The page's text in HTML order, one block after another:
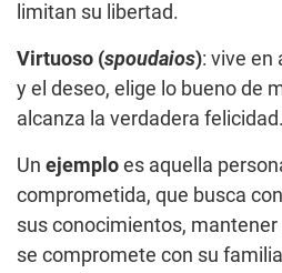
limitan su libertad.
Virtuoso (spoudaios): vive en
y el deseo, elige lo bueno de
alcanza la verdadera felicidad.
Un ejemplo es aquella
comprometida, que busca
sus conocimientos,
se compromete con su